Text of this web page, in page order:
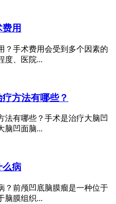
用
？手术费用会受到多个因素的
度、医院...
方法有哪些？
法有哪些？手术是治疗大脑凹
脑凹面脑...
么病
？前颅凹底脑膜瘤是一种位于
脑膜组织...